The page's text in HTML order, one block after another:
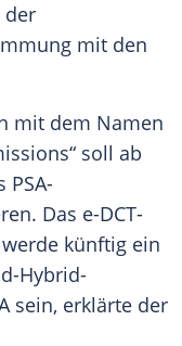
der
mit den
mit dem Namen
soll ab
PSA-
Das e-DCT-
künftig ein
Hybrid-
sein, erklärte der